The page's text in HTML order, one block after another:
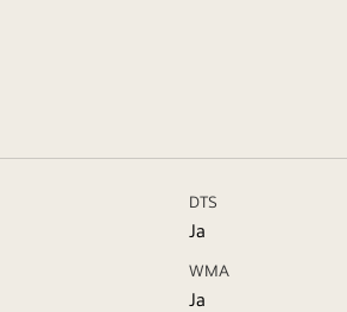
DTS
Ja
WMA
Ja